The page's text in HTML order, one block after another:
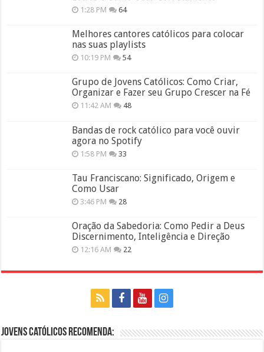
1:28 PM 64
Melhores cantores católicos para colocar
nas suas playlists
10:19 PM 54
Grupo de Jovens Católicos: Como Criar,
Organizar e Fazer seu Grupo Crescer na Fé
11:42 AM 48
Bandas de rock católico para você ouvir
agora no Spotify
1:58 PM 33
Tau Franciscano: Significado, Origem e
Como Usar
3:46 PM 28
Oração da Sabedoria: Como Pedir a Deus
Discernimento, Inteligência e Direção
12:16 AM 22
Jovens Católicos Recomenda: